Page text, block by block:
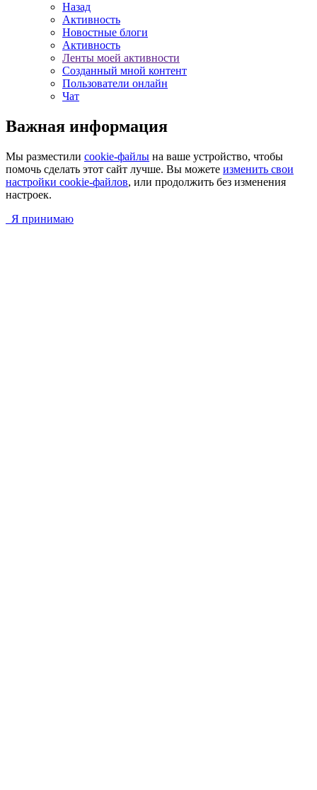
Назад
Активность
Новостные блоги
Активность
Ленты моей активности
Созданный мной контент
Пользователи онлайн
Чат
Важная информация
Мы разместили cookie-файлы на ваше устройство, чтобы
помочь сделать этот сайт лучше. Вы можете изменить свои
настройки cookie-файлов, или продолжить без изменения
настроек.
Я принимаю